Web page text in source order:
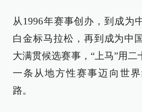
从1996年赛事创办，到成为
白金标马拉松，再到成为中
大满贯候选赛事，“上马”用二
一条从地方性赛事迈向世
路。